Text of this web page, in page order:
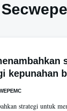
kepunahan
strategi untuk